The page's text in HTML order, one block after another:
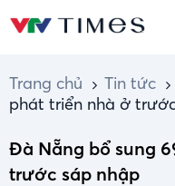
Trang chủ Tin tức
phát triển nhà ở
Đà Nẵng bổ sung
trước sáp nhập